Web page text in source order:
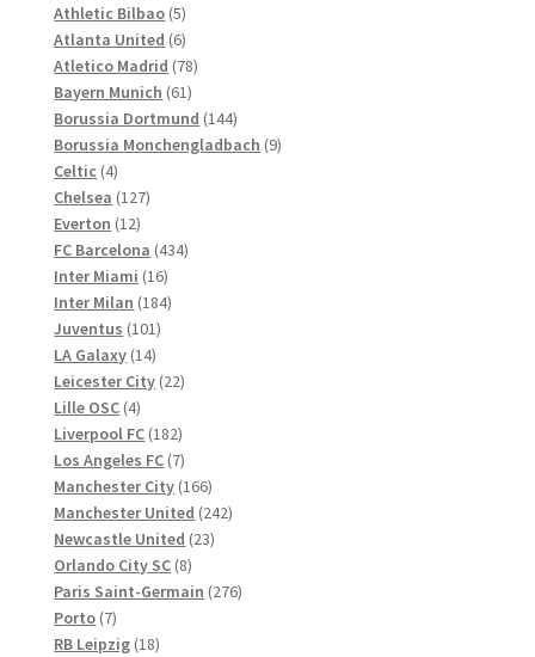
Produkte
Athletic Bilbao 55
Produkte
Atlanta United 66
Produkte
Atletico Madrid 7878
Bayern Munich 6161
Produkte
Borussia Dortmund 144144
Produkte
Borussia Monchengladbach 99
Celtic 44
Produkte
Chelsea 127127
Everton 1212
Produkte
FC Barcelona 434434
Inter Miami 1616
Produkte
Inter Milan 184184
Juventus 101101
LA Galaxy 1414
Produkte
Leicester City 2222
Lille OSC 44
Produkte
Liverpool FC 182182
Produkte
Los Angeles FC 77
Produkte
Manchester City 166166
Produkte
Manchester United 242242
Newcastle United 2323
Orlando City SC 88
Produkte
Paris Saint-Germain 276276
Porto 77
Produkte
RB Leipzig 1818